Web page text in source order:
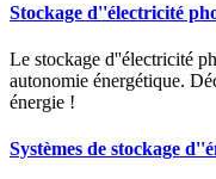
Stockage d''électricité
Le stockage d''électricité
autonomie énergétique.
énergie !
Systèmes de stockage